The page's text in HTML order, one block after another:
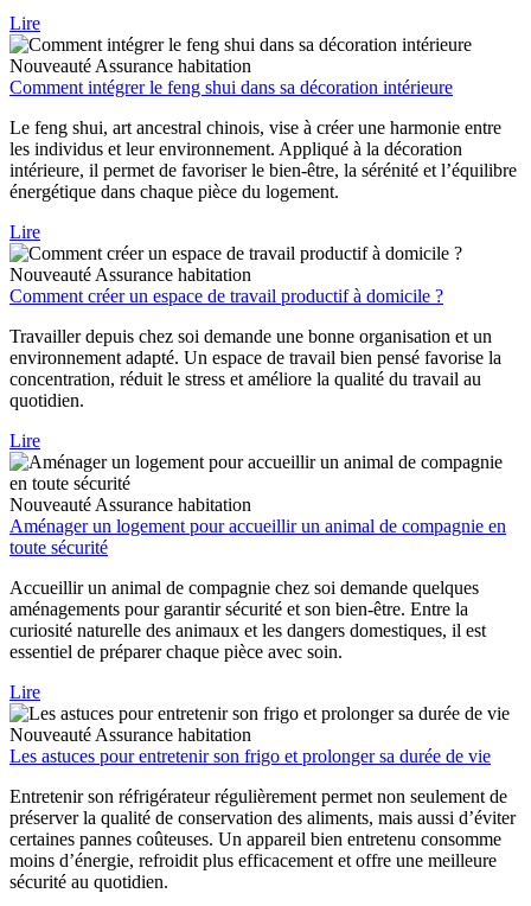
Lire
Nouveauté Assurance habitation
Comment intégrer le feng shui dans sa décoration intérieure
Le feng shui, art ancestral chinois, vise à créer une harmonie entre
les individus et leur environnement. Appliqué à la décoration
intérieure, il permet de favoriser le bien-être, la sérénité et l’équilibre
énergétique dans chaque pièce du logement.
Lire
Nouveauté Assurance habitation
Comment créer un espace de travail productif à domicile ?
Travailler depuis chez soi demande une bonne organisation et un
environnement adapté. Un espace de travail bien pensé favorise la
concentration, réduit le stress et améliore la qualité du travail au
quotidien.
Lire
Nouveauté Assurance habitation
Aménager un logement pour accueillir un animal de compagnie en
toute sécurité
Accueillir un animal de compagnie chez soi demande quelques
aménagements pour garantir sécurité et son bien-être. Entre la
curiosité naturelle des animaux et les dangers domestiques, il est
essentiel de préparer chaque pièce avec soin.
Lire
Nouveauté Assurance habitation
Les astuces pour entretenir son frigo et prolonger sa durée de vie
Entretenir son réfrigérateur régulièrement permet non seulement de
préserver la qualité de conservation des aliments, mais aussi d’éviter
certaines pannes coûteuses. Un appareil bien entretenu consomme
moins d’énergie, refroidit plus efficacement et offre une meilleure
sécurité au quotidien.